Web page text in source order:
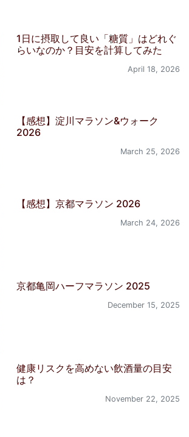
1日に摂取して良い「糖質」はどれぐ
らいなのか？目安を計算してみた
April 18, 2026
【感想】淀川マラソン&ウォーク
2026
March 25, 2026
【感想】京都マラソン 2026
March 24, 2026
京都亀岡ハーフマラソン 2025
December 15, 2025
健康リスクを高めない飲酒量の目安
は？
November 22, 2025